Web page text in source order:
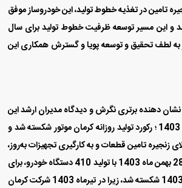
برساند. همین مقوله نشان دهنده برتری نگرش و دیدگاه مدیران ارشد این
خودروساز نسبت به سایر مدیران ارشد صنایع خودروسازی است. زیرا برای دومین بار در سال 1403 ؛ رکورد تولید روزانه کرمان موتور شکسته شد و
بالای زنجیره تامین قطعات و به کار‌گیری تجهیزات به‌روز،
که رکورد بالاترین میزان تولید کارخانه کرمان موتور در یک روز برای شهریور 1402 و با تولید 346 دستگاه ثبت شده بود که این دو عدد دو مرتبه در
سال 1403 جابه‌جا شده است. نخستین بار در تیرماه 1403 با تولید 348 دستگاه و بار دیگر در بهمن 1403 با تولید 410 دستگاه در یک روز، یک